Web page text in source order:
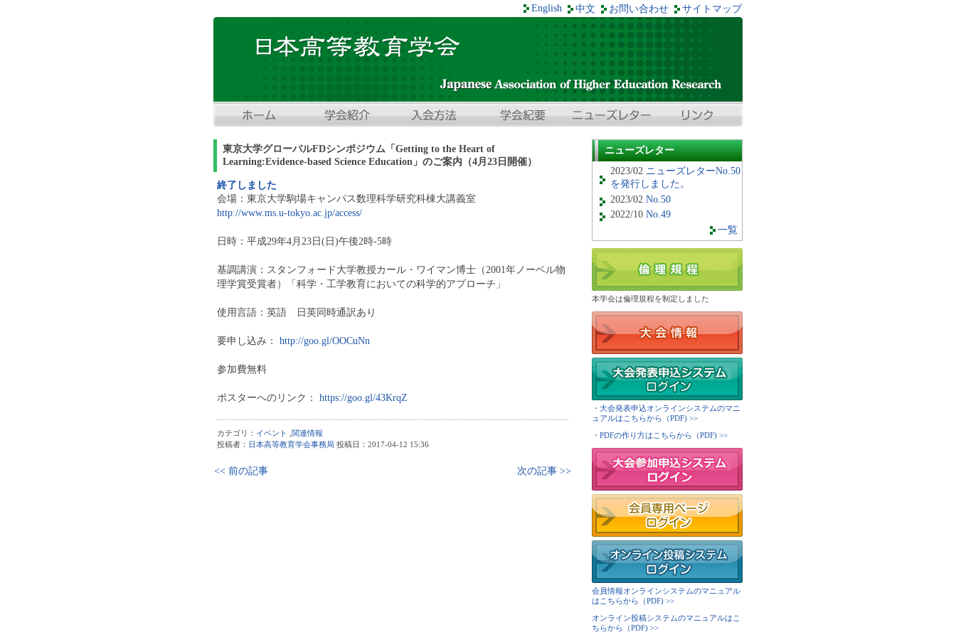
サイトマップ
お問い合わせ
中文
English
東京大学グローバルFDシンポジウム「Getting to the Heart of
Learning:Evidence-based Science Education」のご案内（4月23日開催）
終了しました
会場：東京大学駒場キャンパス数理科学研究科棟大講義室
http://www.ms.u-tokyo.ac.jp/access/
日時：平成29年4月23日(日)午後2時-5時
基調講演：スタンフォード大学教授カール・ワイマン博士（2001年ノーベル物
理学賞受賞者）「科学・工学教育においての科学的アプローチ」
使用言語：英語 日英同時通訳あり
要申し込み： http://goo.gl/OOCuNn
参加費無料
ポスターへのリンク： https://goo.gl/43KrqZ
カテゴリ： イベント
関連情報
投稿者： 日本高等教育学会事務局 投稿日：2017-04-12 15:36
<< 前の記事 次の記事 >>
ニューズレター
2023/02 ニューズレターNo.50
を発行しました。
2023/02 No.50
2022/10 No.49
一覧
本学会は倫理規程を制定しました
・大会発表申込オンラインシステムのマニ
ュアルはこちらから（PDF) >>
・PDFの作り方はこちらから（PDF) >>
会員情報オンラインシステムのマニュアル
はこちらから（PDF) >>
オンライン投稿システムのマニュアルはこ
ちらから（PDF) >>